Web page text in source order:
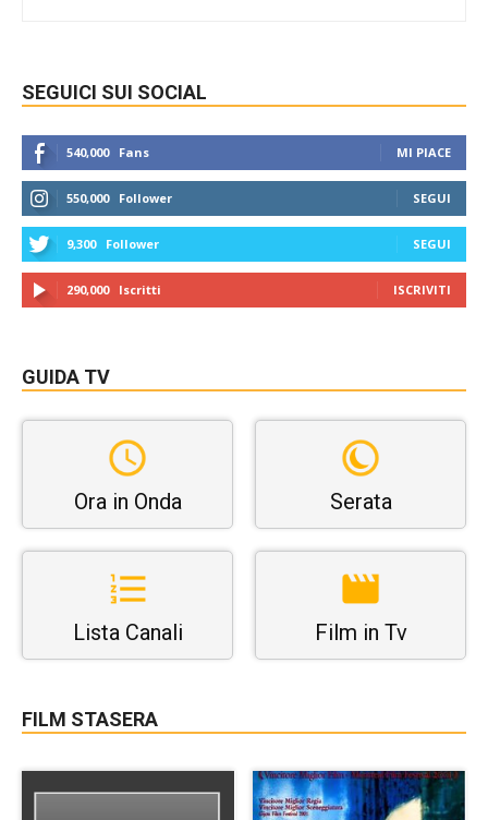
SEGUICI SUI SOCIAL
540,000 Fans MI PIACE
550,000 Follower SEGUI
9,300 Follower SEGUI
290,000 Iscritti ISCRIVITI
GUIDA TV
Ora in Onda Serata
Lista Canali Film in Tv
FILM STASERA